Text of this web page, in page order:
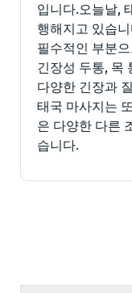
입니다.오늘날,
행해지고 있습
필수적인 부분
긴장성 두통, 목
다양한 긴장과
태국 마사지는
은 다양한 다른
습니다.